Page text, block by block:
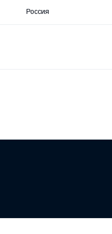
Россия